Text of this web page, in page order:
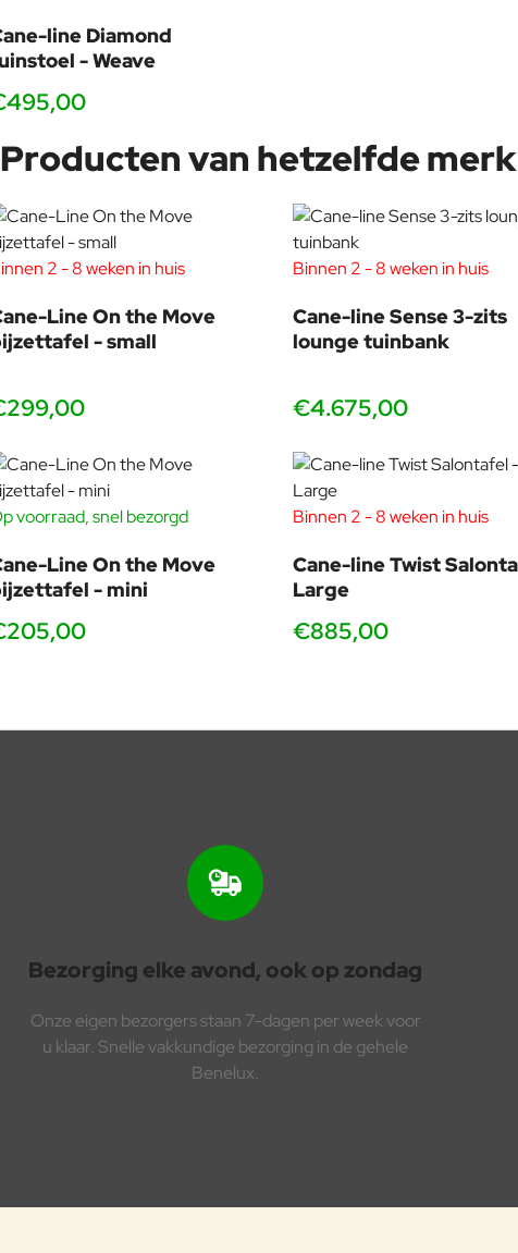
line Diamond
- Weave
Producten van hetzelfde merk
2 - 8 weken in huis
Line On the Move
- small
Binnen 2 - 8 weken in huis
Cane-line Sense 3-zits
lounge tuinbank
€4.675,00
voorraad, snel bezorgd
Line On the Move
- mini
Binnen 2 - 8 weken in huis
Cane-line Twist
Large
€885,00
Bezorging elke avond, ook op zondag
Onze eigen bezorgers staan 7-dagen per week voor
u klaar. Snelle vakkundige bezorging in de gehele
Benelux.